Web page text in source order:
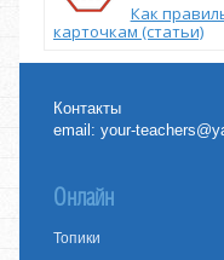
Как
карточкам (статьи)
Контакты
email:your-
Онлайн
Топики